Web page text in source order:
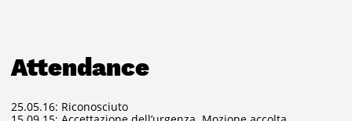
Attendance
25.05.16: Riconosciuto